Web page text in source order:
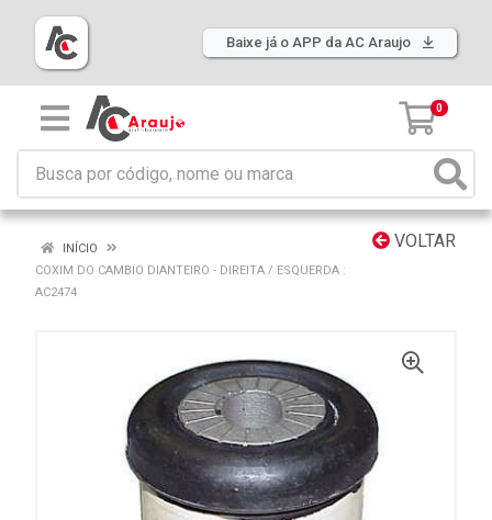
Baixe já o APP da AC Araujo
0
VOLTAR
INÍCIO
COXIM DO CAMBIO DIANTEIRO - DIREITA / ESQUERDA :
AC2474